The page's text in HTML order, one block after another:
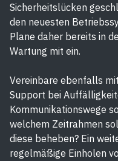
Sicherheitslücken
den neuesten
Plane daher bereits in
Wartung mit ein.
Vereinbare ebenfalls
Support bei
Kommunikationswege
welchem Zeitrahmen
diese beheben? Ein
regelmäßige Einholen